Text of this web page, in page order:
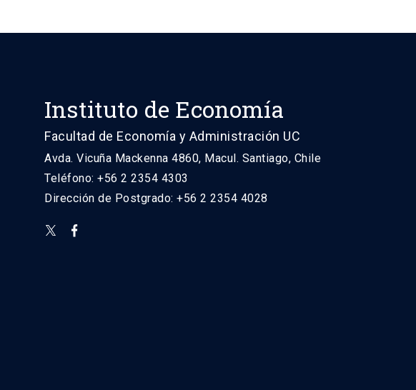
Instituto de Economía
Facultad de Economía y Administración UC
Avda. Vicuña Mackenna 4860, Macul. Santiago, Chile
Teléfono: +56 2 2354 4303
Dirección de Postgrado: +56 2 2354 4028